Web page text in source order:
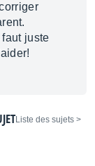
juste
< Liste des sujets